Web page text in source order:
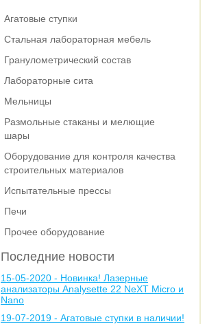
Агатовые ступки
Стальная лабораторная мебель
Гранулометрический состав
Лабораторные сита
Мельницы
Размольные стаканы и мелющие
шары
Оборудование для контроля качества
строительных материалов
Испытательные прессы
Печи
Прочее оборудование
Последние новости
15-05-2020 - Новинка! Лазерные
анализаторы Analysette 22 NeXT Micro и
Nano
19-07-2019 - Агатовые ступки в наличии!